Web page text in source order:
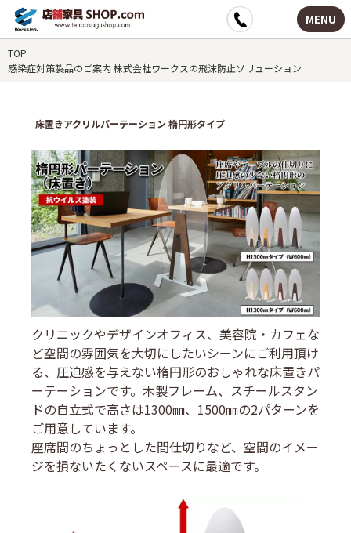
MENU
TOP
感染症対策製品のご案内 株式会社ワークスの飛沫防止ソリューション
床置きアクリルパーテーション 楕円形タイプ
クリニックやデザインオフィス、美容院・カフェな
ど空間の雰囲気を大切にしたいシーンにご利用頂け
る、圧迫感を与えない楕円形のおしゃれな床置きパ
ーテーションです。木製フレーム、スチールスタン
ドの自立式で高さは1300㎜、1500㎜の2パターンを
ご用意しています。
座席間のちょっとした間仕切りなど、空間のイメー
ジを損ないたくないスペースに最適です。